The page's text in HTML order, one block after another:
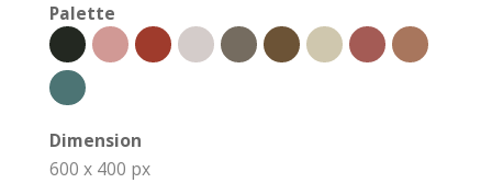
Palette
Dimension
600 x 400 px